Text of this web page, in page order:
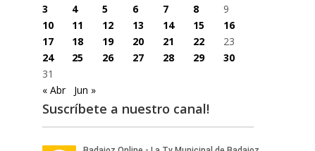
3
4 5 6 7 8
9
10
11 12 13 14 15
16
17
18 19 20 21 22
23
24
25 26 27 28 29
30
31
« Abr
Jun »
Suscríbete a nuestro canal!